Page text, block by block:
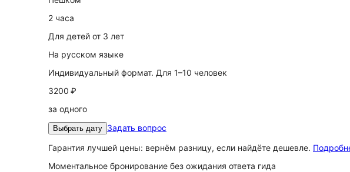
2 часа
Для детей от 3 лет
На русском языке
Индивидуальный формат. Для 1–10 человек
3200 ₽
за одного
Выбрать дату Задать вопрос
Гарантия лучшей цены: вернём разницу, если найдёте дешевле.
Моментальное бронирование без ожидания ответа гида